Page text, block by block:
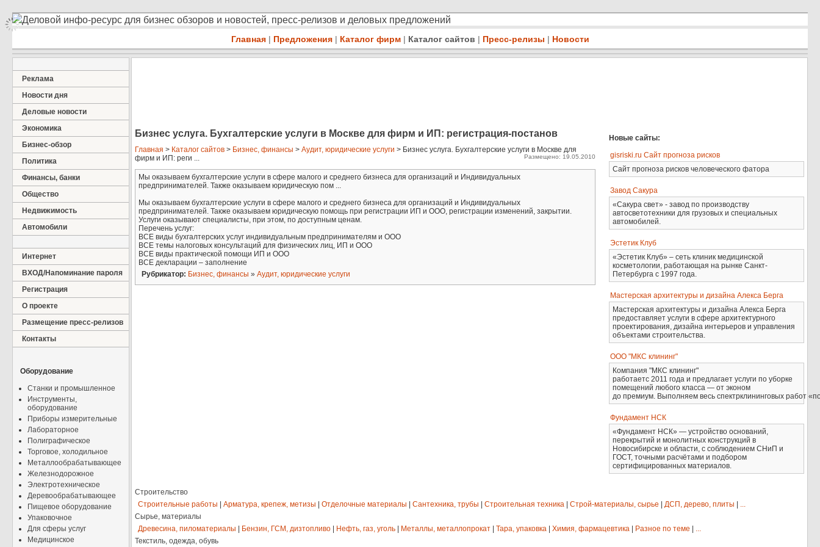
Деловой инфо-ресурс для бизнес обзоров и новостей, пресс-релизов и деловых предложений
Главная | Предложения | Каталог фирм | Каталог сайтов | Пресс-релизы | Новости
Реклама
Новости дня
Деловые новости
Экономика
Бизнес-обзор
Политика
Финансы, банки
Общество
Недвижимость
Автомобили
Интернет
ВХОД/Напоминание пароля
Регистрация
О проекте
Размещение пресс-релизов
Контакты
Оборудование
Станки и промышленное
Инструменты,
оборудование
Приборы измерительные
Лабораторное
Полиграфическое
Торговое, холодильное
Металлообрабатывающее
Железнодорожное
Электротехническое
Деревообрабатывающее
Пищевое оборудование
Упаковочное
Для сферы услуг
Медицинское
Бизнес услуга. Бухгалтерские услуги в Москве для фирм и ИП: регистрация-постанов
Главная > Каталог сайтов > Бизнес, финансы > Аудит, юридические услуги > Бизнес услуга. Бухгалтерские услуги в Москве для
фирм и ИП: реги ...
Размещено: 19.05.2010
Мы оказываем бухгалтерские услуги в сфере малого и среднего бизнеса для организаций и Индивидуальных
предпринимателей. Также оказываем юридическую пом ...
Мы оказываем бухгалтерские услуги в сфере малого и среднего бизнеса для организаций и Индивидуальных
предпринимателей. Также оказываем юридическую помощь при регистрации ИП и ООО, регистрации изменений, закрытии.
Услуги оказывают специалисты, при этом, по доступным ценам.
Перечень услуг:
ВСЕ виды бухгалтерских услуг индивидуальным предпринимателям и ООО
ВСЕ темы налоговых консультаций для физических лиц, ИП и ООО
ВСЕ виды практической помощи ИП и ООО
ВСЕ декларации – заполнение
Рубрикатор: Бизнес, финансы » Аудит, юридические услуги
Новые сайты:
gisriski.ru Сайт прогноза рисков
Сайт прогноза рисков человеческого фатора
Завод Сакура
«Сакура свет» - завод по производству
автосветотехники для грузовых и специальных
автомобилей.
Эстетик Клуб
«Эстетик Клуб» – сеть клиник медицинской
косметологии, работающая на рынке Санкт-
Петербурга с 1997 года.
Мастерская архитектуры и дизайна Алекса Берга
Мастерская архитектуры и дизайна Алекса Берга
предоставляет услуги в сфере архитектурного
проектирования, дизайна интерьеров и управления
объектами строительства.
ООО "МКС клининг"
Компания "МКС клининг"
работаетс 2011 года и предлагает услуги по уборке
помещений любого класса — от эконом
до премиум. Выполняем весь спектрклининговых работ
Фундамент НСК
«Фундамент НСК» — устройство оснований,
перекрытий и монолитных конструкций в
Новосибирске и области, с соблюдением СНиП и
ГОСТ, точными расчётами и подбором
сертифицированных материалов.
Строительство
Строительные работы
Арматура, крепеж, метизы Отделочные материалы Сантехника, трубы Строительная техника Строй-материалы, сырье ДСП, дерево, плиты
...
Сырье, материалы
Древесина, пиломатериалы
Бензин, ГСМ, дизтопливо Нефть, газ, уголь Металлы, металлопрокат Тара, упаковка Химия, фармацевтика Разное по теме
...
Текстиль, одежда, обувь